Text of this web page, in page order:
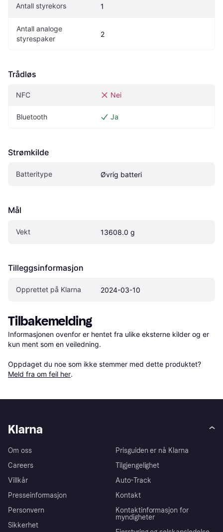
Antall styrekors 1
Antall analoge
styrespaker
2
Trådløs
NFC Nei
Bluetooth Ja
Strømkilde
Batteritype Øvrig batteri
Mål
Vekt 13608.0 g
Tilleggsinformasjon
Opprettet på Klarna 2024-03-10
Tilbakemelding
Informasjonen ovenfor er hentet fra ulike eksterne kilder og er
kun ment som en veiledning.
Oppdaget du noe som ikke stemmer med dette produktet?
Meld fra om feil her.
Klarna
Om oss
Careers
Villkår
Presseinformasjon
Personvern
Sikkerhet
Prisguiden er nå Klarna
Tilgjengelighet
Auto-Track
Kontakt
Kontaktinformasjon for
myndigheter